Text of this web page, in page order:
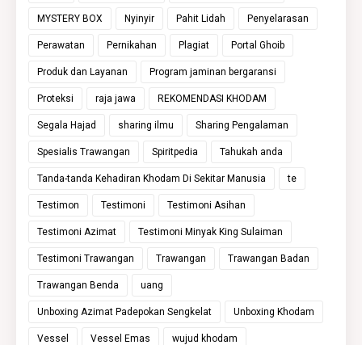
MYSTERY BOX Nyinyir Pahit Lidah Penyelarasan
Perawatan Pernikahan Plagiat Portal Ghoib
Produk dan Layanan Program jaminan bergaransi
Proteksi raja jawa REKOMENDASI KHODAM
Segala Hajad sharing ilmu Sharing Pengalaman
Spesialis Trawangan Spiritpedia Tahukah anda
Tanda-tanda Kehadiran Khodam Di Sekitar Manusia te
Testimon Testimoni Testimoni Asihan
Testimoni Azimat Testimoni Minyak King Sulaiman
Testimoni Trawangan Trawangan Trawangan Badan
Trawangan Benda uang
Unboxing Azimat Padepokan Sengkelat Unboxing Khodam
Vessel Vessel Emas wujud khodam